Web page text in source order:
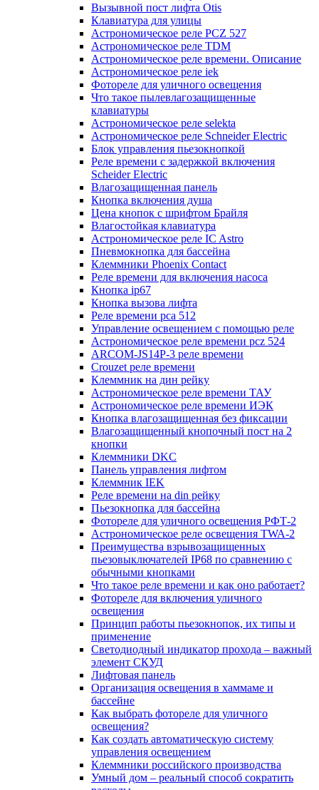
Вызывной пост лифта Otis
Клавиатура для улицы
Астрономическое реле PCZ 527
Астрономическое реле TDM
Астрономическое реле времени. Описание
Астрономическое реле iek
Фотореле для уличного освещения
Что такое пылевлагозащищенные
клавиатуры
Астрономическое реле selekta
Астрономическое реле Schneider Electric
Блок управления пьезокнопкой
Реле времени с задержкой включения
Scheider Electric
Влагозащищенная панель
Кнопка включения душа
Цена кнопок с шрифтом Брайля
Влагостойкая клавиатура
Астрономическое реле IC Astro
Пневмокнопка для бассейна
Клеммники Phoenix Contact
Реле времени для включения насоса
Кнопка ip67
Кнопка вызова лифта
Реле времени pca 512
Управление освещением с помощью реле
Астрономическое реле времени pcz 524
ARCOM-JS14P-3 реле времени
Crouzet реле времени
Клеммник на дин рейку
Астрономическое реле времени ТАУ
Астрономическое реле времени ИЭК
Кнопка влагозащищенная без фиксации
Влагозащищенный кнопочный пост на 2
кнопки
Клеммники DKC
Панель управления лифтом
Клеммник IEK
Реле времени на din рейку
Пьезокнопка для бассейна
Фотореле для уличного освещения РФТ-2
Астрономическое реле освещения TWA-2
Преимущества взрывозащищенных
пьезовыключателей IP68 по сравнению с
обычными кнопками
Что такое реле времени и как оно работает?
Фотореле для включения уличного
освещения
Принцип работы пьезокнопок, их типы и
применение
Светодиодный индикатор прохода – важный
элемент СКУД
Лифтовая панель
Организация освещения в хаммаме и
бассейне
Как выбрать фотореле для уличного
освещения?
Как создать автоматическую систему
управления освещением
Клеммники российского производства
Умный дом – реальный способ сократить